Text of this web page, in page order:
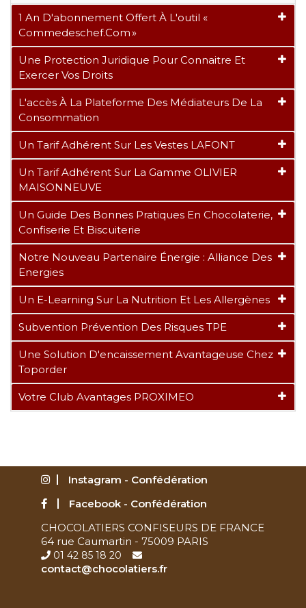
1 An D'abonnement Offert À L'outil «
Commedeschef.com »
Une Protection Juridique Pour Connaitre Et
Exercer Vos Droits
L'accès À La Plateforme Des Médiateurs De La
Consommation
Un Tarif Adhérent Sur Les Vestes LAFONT
Un Tarif Adhérent Sur La Gamme OLIVIER
MAISONNEUVE
Un Guide Des Bonnes Pratiques En Chocolaterie,
Confiserie Et Biscuiterie
Notre Nouveau Partenaire Énergie : Alliance Des
Energies
Un E-Learning Sur La Nutrition Et Les Allergènes
Subvention Prévention Des Risques TPE
Une Solution D'encaissement Avantageuse Chez
Toporder
Votre Club Avantages PROXIMEO
Instagram - Confédération
Facebook - Confédération
CHOCOLATIERS CONFISEURS DE FRANCE
64 rue Caumartin - 75009 PARIS
01 42 85 18 20
contact@chocolatiers.fr